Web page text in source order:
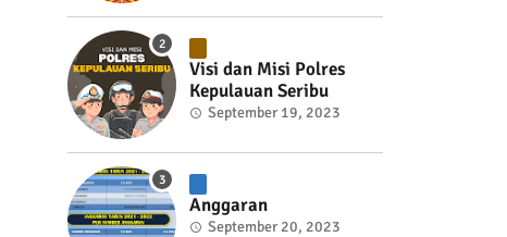
Visi dan Misi Polres
Kepulauan Seribu
September 19, 2023
Anggaran
September 20, 2023